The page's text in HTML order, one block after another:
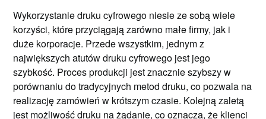
Wykorzystanie druku cyfrowego niesie ze sobą wiele
korzyści, które przyciągają zarówno małe firmy, jak i
duże korporacje. Przede wszystkim, jednym z
największych atutów druku cyfrowego jest jego
szybkość. Proces produkcji jest znacznie szybszy w
porównaniu do tradycyjnych metod druku, co pozwala na
realizację zamówień w krótszym czasie. Kolejną zaletą
jest możliwość druku na żądanie, co oznacza, że klienci